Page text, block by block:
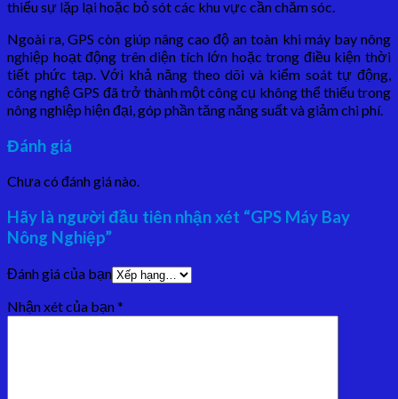
thiểu sự lặp lại hoặc bỏ sót các khu vực cần chăm sóc.
Ngoài ra, GPS còn giúp nâng cao độ an toàn khi máy bay nông
nghiệp hoạt động trên diện tích lớn hoặc trong điều kiện thời
tiết phức tạp. Với khả năng theo dõi và kiểm soát tự động,
công nghệ GPS đã trở thành một công cụ không thể thiếu trong
nông nghiệp hiện đại, góp phần tăng năng suất và giảm chi phí.
Đánh giá
Chưa có đánh giá nào.
Hãy là người đầu tiên nhận xét “GPS Máy Bay
Nông Nghiệp”
Đánh giá của bạn
Nhận xét của bạn*